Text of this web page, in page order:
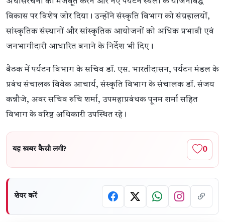
विकास पर विशेष जोर दिया। उन्होंने संस्कृति विभाग को संग्रहालयों,
सांस्कृतिक संस्थानों और सांस्कृतिक आयोजनों को अधिक प्रभावी एवं
जनभागीदारी आधारित बनाने के निर्देश भी दिए।
बैठक में पर्यटन विभाग के सचिव डॉ. एस. भारतीदासन, पर्यटन मंडल के
प्रबंध संचालक विवेक आचार्य, संस्कृति विभाग के संचालक डॉ. संजय
कन्नौजे, अवर सचिव रुचि शर्मा, उपमहाप्रबंधक पूनम शर्मा सहित
विभाग के वरिष्ठ अधिकारी उपस्थित रहे।
यह खबर कैसी लगी? 0
शेयर करें